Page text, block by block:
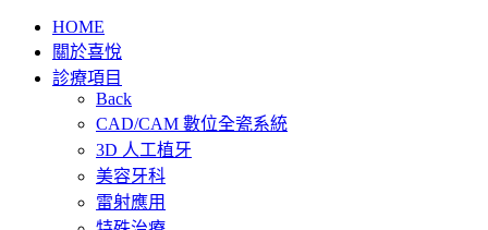
HOME
關於喜悅
診療項目
Back
CAD/CAM 數位全瓷系統
3D 人工植牙
美容牙科
雷射應用